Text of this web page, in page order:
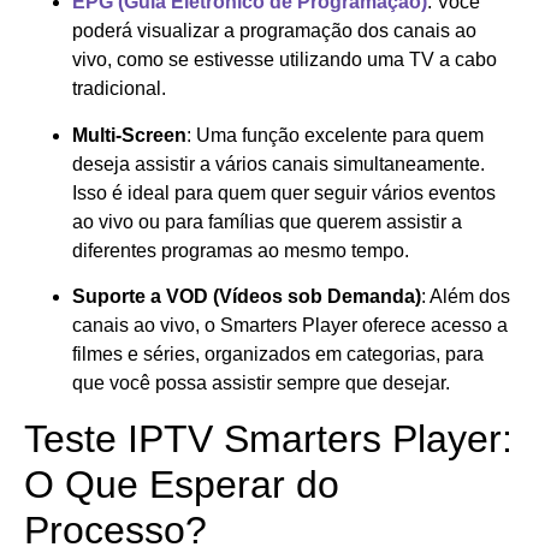
poderá visualizar a programação dos canais ao
vivo, como se estivesse utilizando uma TV a cabo
tradicional.
Multi-Screen: Uma função excelente para quem
deseja assistir a vários canais simultaneamente.
Isso é ideal para quem quer seguir vários eventos
ao vivo ou para famílias que querem assistir a
diferentes programas ao mesmo tempo.
Suporte a VOD (Vídeos sob Demanda): Além dos
canais ao vivo, o Smarters Player oferece acesso a
filmes e séries, organizados em categorias, para
que você possa assistir sempre que desejar.
Teste IPTV Smarters Player:
O Que Esperar do
Processo?